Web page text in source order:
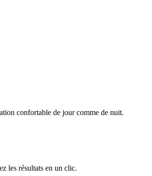
confortable de jour comme de nuit.
les résultats en un clic.